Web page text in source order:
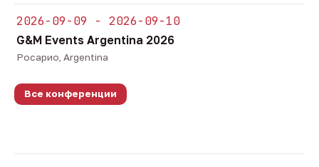
2026-09-09 - 2026-09-10
G&M Events Argentina 2026
Росарио, Argentina
Все конференции